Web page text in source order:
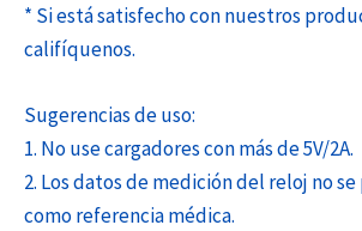
* Si está satisfecho con nuestros
califíquenos.
Sugerencias de uso:
1. No use cargadores con más de 5V/2A.
2. Los datos de medición del reloj no
como referencia médica.